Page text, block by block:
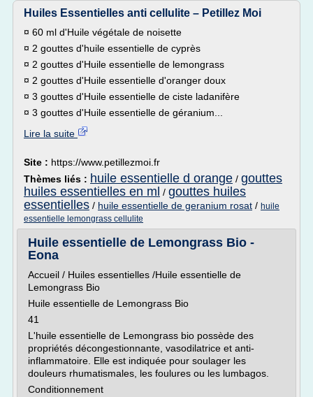
Huiles Essentielles anti cellulite – Petillez Moi
¤ 60 ml d'Huile végétale de noisette
¤ 2 gouttes d'huile essentielle de cyprès
¤ 2 gouttes d'Huile essentielle de lemongrass
¤ 2 gouttes d'Huile essentielle d'oranger doux
¤ 3 gouttes d'Huile essentielle de ciste ladanifère
¤ 3 gouttes d'Huile essentielle de géranium...
Lire la suite
Site : https://www.petillezmoi.fr
Thèmes liés : huile essentielle d orange / gouttes
huiles essentielles en ml / gouttes huiles
essentielles / huile essentielle de geranium rosat / huile
essentielle lemongrass cellulite
Huile essentielle de Lemongrass Bio -
Eona
Accueil / Huiles essentielles /Huile essentielle de
Lemongrass Bio
Huile essentielle de Lemongrass Bio
41
L'huile essentielle de Lemongrass bio possède des
propriétés décongestionnante, vasodilatrice et anti-
inflammatoire. Elle est indiquée pour soulager les
douleurs rhumatismales, les foulures ou les lumbagos.
Conditionnement